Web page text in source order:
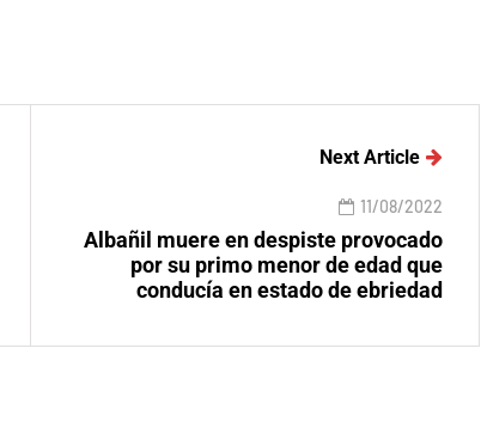
Next Article
11/08/2022
Albañil muere en despiste provocado
por su primo menor de edad que
conducía en estado de ebriedad